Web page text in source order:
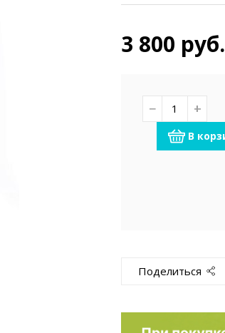
3 800 руб.
− +
В
Поделиться